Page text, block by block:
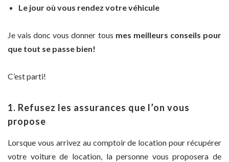
Le jour où vous rendez votre véhicule
Je vais donc vous donner tous mes meilleurs conseils pour
que tout se passe bien!
C’est parti!
1. Refusez les assurances que l’on vous
propose
Lorsque vous arrivez au comptoir de location pour récupérer
votre voiture de location, la personne vous proposera de